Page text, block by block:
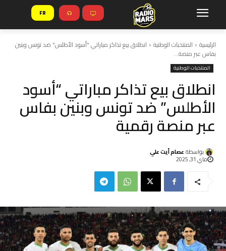
FR
الرئيسية المنتخبات الوطنية انطلاق بيع تذاكر مباراتي "أسود الأطلس" ضد تونس وبنين
بفاس عبر منصة...
المنتخبات الوطنية
انطلاق بيع تذاكر مباراتي “أسود
الأطلس” ضد تونس وبنين بفاس
عبر منصة رقمية
بواسطة عصام أيت علي
ماي 31, 2025